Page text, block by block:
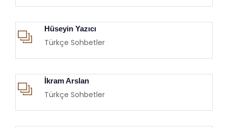
Hüseyin Yazıcı
Türkçe Sohbetler
İkram Arslan
Türkçe Sohbetler